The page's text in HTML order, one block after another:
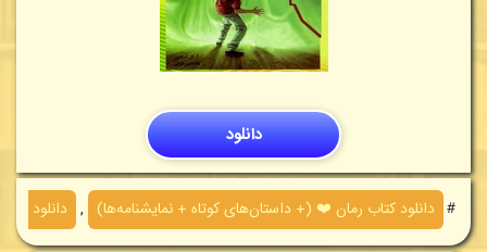
دانلود
＃ دانلود کتاب رمان ❤️ (+ داستان‌های کوتاه + نمایشنامه‌ها) , دانلود PDF کتاب‌های داستان